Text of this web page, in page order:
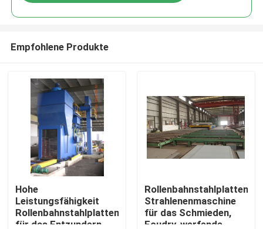
Empfohlene Produkte
Hohe
Leistungsfähigkeit
Rollenbahnstahlplattenstrahlenenreinigungsmaschine
für das Entzundern
Rollenbahnstahlplatten-
Strahlenenmaschine
für das Schmieden,
Foudry, werfende